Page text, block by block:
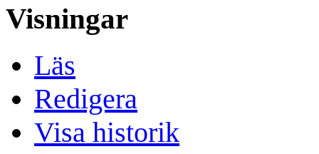
Visningar
Läs
Redigera
Visa historik